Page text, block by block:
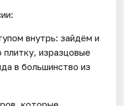
внутрь: зайдём и
изразцовые
в большинство из